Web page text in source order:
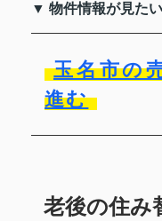
▼ 物件情報が見た
玉名市の
進む
老後の住み